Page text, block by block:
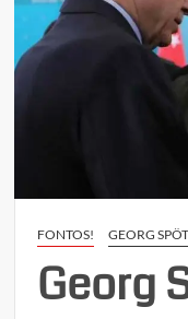
Georg
Spöttle:
FONTOS! GEORG
Georg